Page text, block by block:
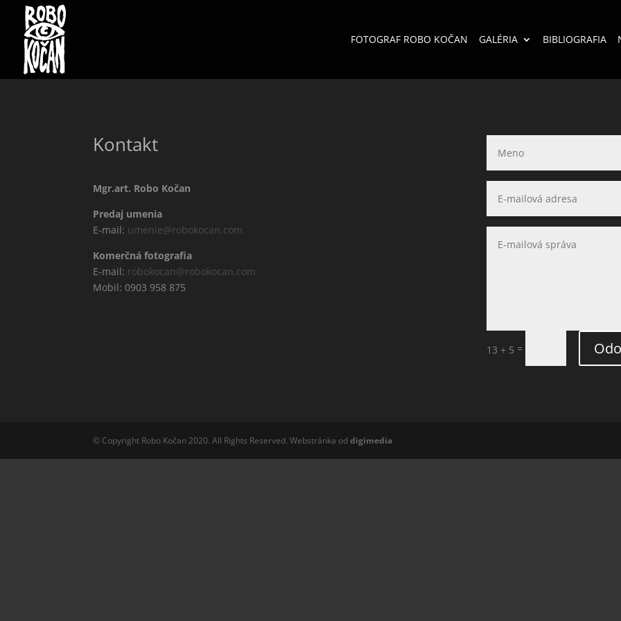
FOTOGRAF ROBO KOČAN GALÉRIA BIBLIOGRAFIA
Kontakt
Mgr.art. Robo Kočan
Predaj umenia
E-mail: umenie@robokocan.com
Komerčná fotografia
E-mail: robokocan@robokocan.com
Mobil: 0903 958 875
13 + 5 =
© Copyright Robo Kočan 2020. All Rights Reserved. Webstránka oddigimedia